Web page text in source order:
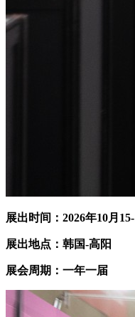
展出时间：2026年10月 15-
展出地点： 韩国-高阳
展会周期：一年一届